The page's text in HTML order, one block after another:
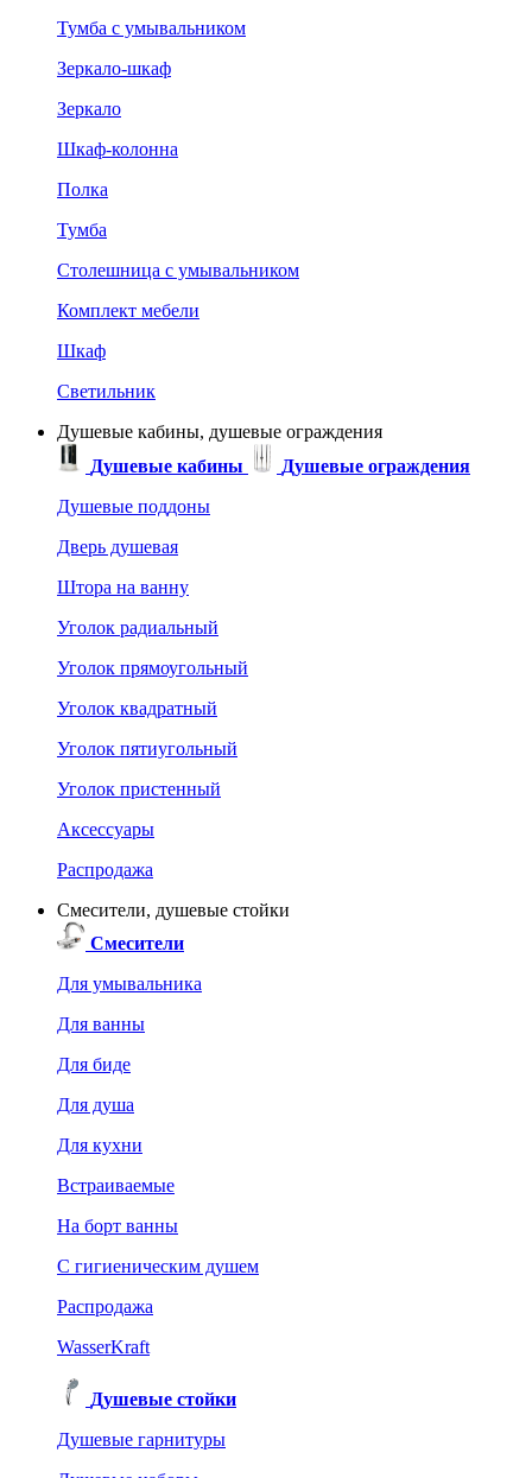
Тумба с умывальником
Зеркало-шкаф
Зеркало
Шкаф-колонна
Полка
Тумба
Столешница с умывальником
Комплект мебели
Шкаф
Светильник
Душевые кабины, душевые ограждения
Душевые кабины
Душевые ограждения
Душевые поддоны
Дверь душевая
Штора на ванну
Уголок радиальный
Уголок прямоугольный
Уголок квадратный
Уголок пятиугольный
Уголок пристенный
Аксессуары
Распродажа
Смесители, душевые стойки
Смесители
Для умывальника
Для ванны
Для биде
Для душа
Для кухни
Встраиваемые
На борт ванны
C гигиеническим душем
Распродажа
WasserKraft
Душевые стойки
Душевые гарнитуры